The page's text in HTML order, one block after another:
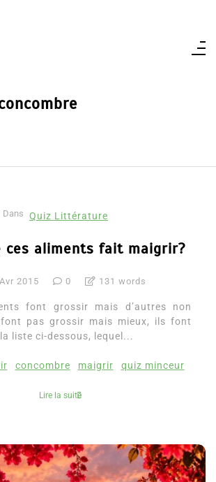
Dans Quiz Littérature
ces aliments fait maigrir?
2015 0 131 words
font grossir mais d’autres non
font pas grossir mais mieux, ils font
liste ci-dessous, lequel...
concombre maigrir quiz minceur
Lire la suite